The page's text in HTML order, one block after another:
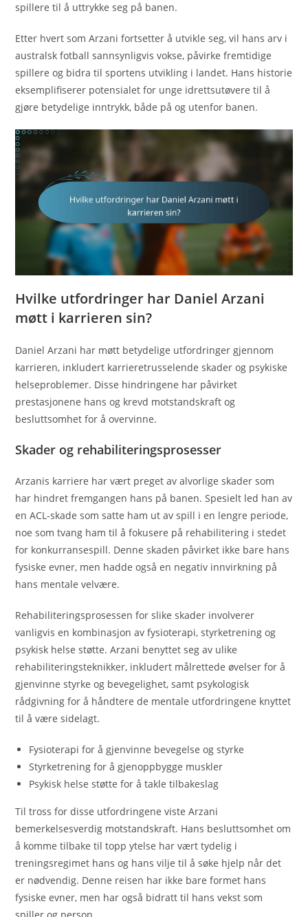
spillere til å uttrykke seg på banen.
Etter hvert som Arzani fortsetter å utvikle seg, vil hans arv i
australsk fotball sannsynligvis vokse, påvirke fremtidige
spillere og bidra til sportens utvikling i landet. Hans historie
eksemplifiserer potensialet for unge idrettsutøvere til å
gjøre betydelige inntrykk, både på og utenfor banen.
Hvilke utfordringer har Daniel Arzani
møtt i karrieren sin?
Daniel Arzani har møtt betydelige utfordringer gjennom
karrieren, inkludert karrieretrusselende skader og psykiske
helseproblemer. Disse hindringene har påvirket
prestasjonene hans og krevd motstandskraft og
besluttsomhet for å overvinne.
Skader og rehabiliteringsprosesser
Arzanis karriere har vært preget av alvorlige skader som
har hindret fremgangen hans på banen. Spesielt led han av
en ACL-skade som satte ham ut av spill i en lengre periode,
noe som tvang ham til å fokusere på rehabilitering i stedet
for konkurransespill. Denne skaden påvirket ikke bare hans
fysiske evner, men hadde også en negativ innvirkning på
hans mentale velvære.
Rehabiliteringsprosessen for slike skader involverer
vanligvis en kombinasjon av fysioterapi, styrketrening og
psykisk helse støtte. Arzani benyttet seg av ulike
rehabiliteringsteknikker, inkludert målrettede øvelser for å
gjenvinne styrke og bevegelighet, samt psykologisk
rådgivning for å håndtere de mentale utfordringene knyttet
til å være sidelagt.
Fysioterapi for å gjenvinne bevegelse og styrke
Styrketrening for å gjenoppbygge muskler
Psykisk helse støtte for å takle tilbakeslag
Til tross for disse utfordringene viste Arzani
bemerkelsesverdig motstandskraft. Hans besluttsomhet om
å komme tilbake til topp ytelse har vært tydelig i
treningsregimet hans og hans vilje til å søke hjelp når det
er nødvendig. Denne reisen har ikke bare formet hans
fysiske evner, men har også bidratt til hans vekst som